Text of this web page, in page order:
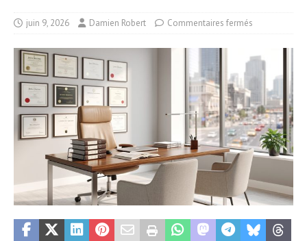
juin 9, 2026 Damien Robert Commentaires fermés